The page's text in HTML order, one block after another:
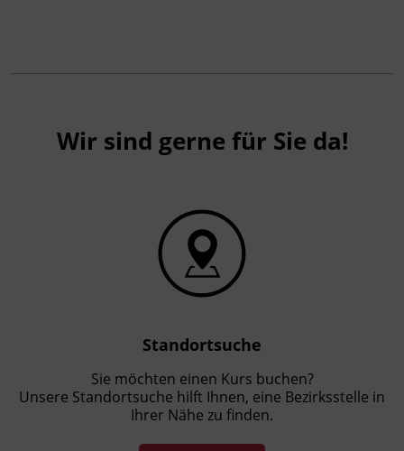
Wir sind gerne für Sie da!
Standortsuche
Sie möchten einen Kurs buchen?
Unsere Standortsuche hilft Ihnen, eine Bezirksstelle in
Ihrer Nähe zu finden.